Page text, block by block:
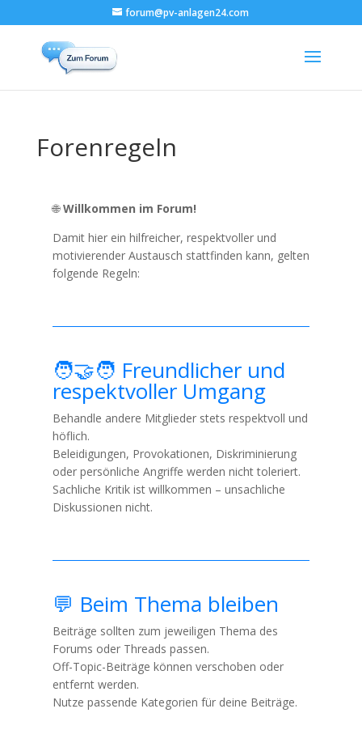
forum@pv-anlagen24.com
Forenregeln
🌐Willkommen im Forum!
Damit hier ein hilfreicher, respektvoller und
motivierender Austausch stattfinden kann, gelten
folgende Regeln:
🧑‍🤝‍🧑 Freundlicher und
respektvoller Umgang
Behandle andere Mitglieder stets respektvoll und
höflich.
Beleidigungen, Provokationen, Diskriminierung
oder persönliche Angriffe werden nicht toleriert.
Sachliche Kritik ist willkommen – unsachliche
Diskussionen nicht.
💬 Beim Thema bleiben
Beiträge sollten zum jeweiligen Thema des
Forums oder Threads passen.
Off-Topic-Beiträge können verschoben oder
entfernt werden.
Nutze passende Kategorien für deine Beiträge.